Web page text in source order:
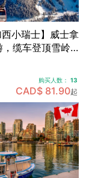
小瑞士】威士拿
，缆车登顶雪岭
神龙瀑布 (天天出
购买人数： 13
CAD$ 81.90起